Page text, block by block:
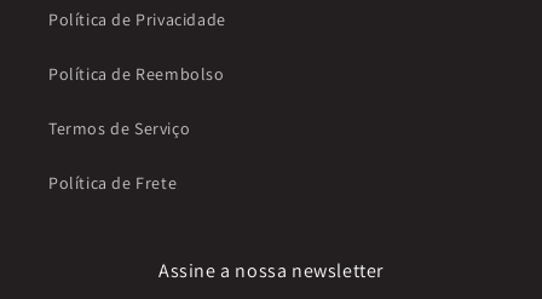
Política de Privacidade
Política de Reembolso
Termos de Serviço
Política de Frete
Assine a nossa newsletter